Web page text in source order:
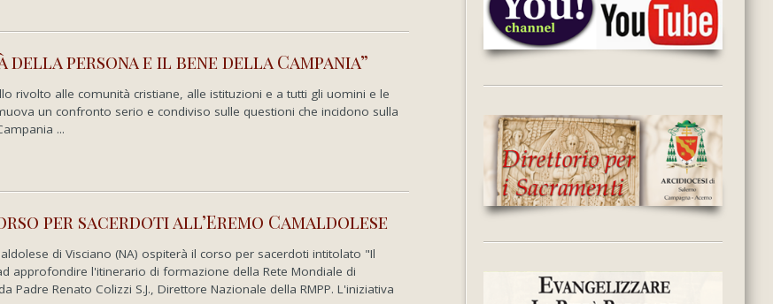
persona e il bene della Campania”
rivolto alle comunità cristiane, alle istituzioni e a tutti gli uomini e le
un confronto serio e condiviso sulle questioni che incidono sulla
...
per sacerdoti all’Eremo Camaldolese
di Visciano (NA) ospiterà il corso per sacerdoti intitolato "Il
approfondire l'itinerario di formazione della Rete Mondiale di
Padre Renato Colizzi S.J., Direttore Nazionale della RMPP. L'iniziativa